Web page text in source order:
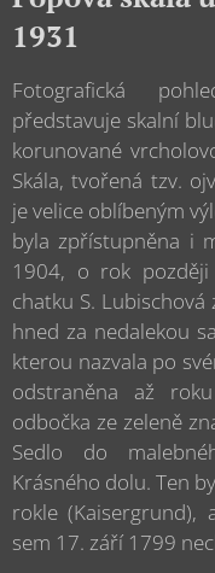
1931
Fotografická
představuje skalní
korunované
Skála, tvořená tzv.
je velice oblíbeným
byla zpřístupněna i
1904, o rok
chatku S.
hned za nedalekou
kterou nazvala po
odstraněna až
odbočka ze zeleně
Sedlo do
Krásného dolu. Ten
rokle
sem 17. září 1799